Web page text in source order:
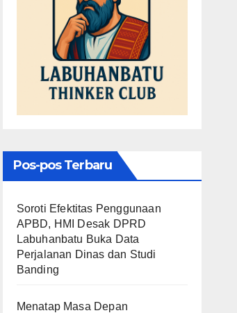
Pos-pos Terbaru
Soroti Efektitas Penggunaan
APBD, HMI Desak DPRD
Labuhanbatu Buka Data
Perjalanan Dinas dan Studi
Banding
Menatap Masa Depan